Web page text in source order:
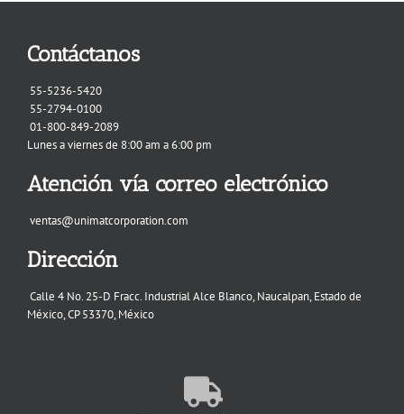
Contáctanos
55-5236-5420
55-2794-0100
01-800-849-2089
Lunes a viernes de 8:00 am a 6:00 pm
Atención vía correo electrónico
ventas@unimatcorporation.com
Dirección
Calle 4 No. 25-D Fracc. Industrial Alce Blanco, Naucalpan, Estado de
México, CP 53370, México